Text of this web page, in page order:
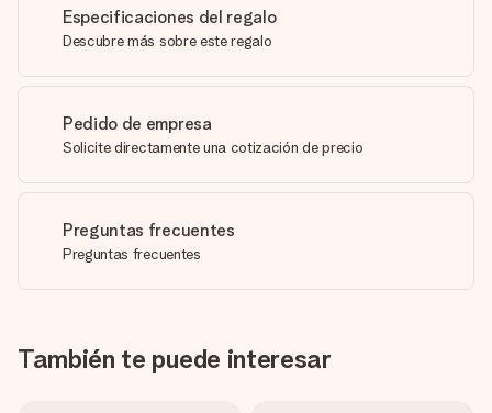
Especificaciones del regalo
Descubre más sobre este regalo
Pedido de empresa
Solicite directamente una cotización de precio
Preguntas frecuentes
Preguntas frecuentes
También te puede interesar